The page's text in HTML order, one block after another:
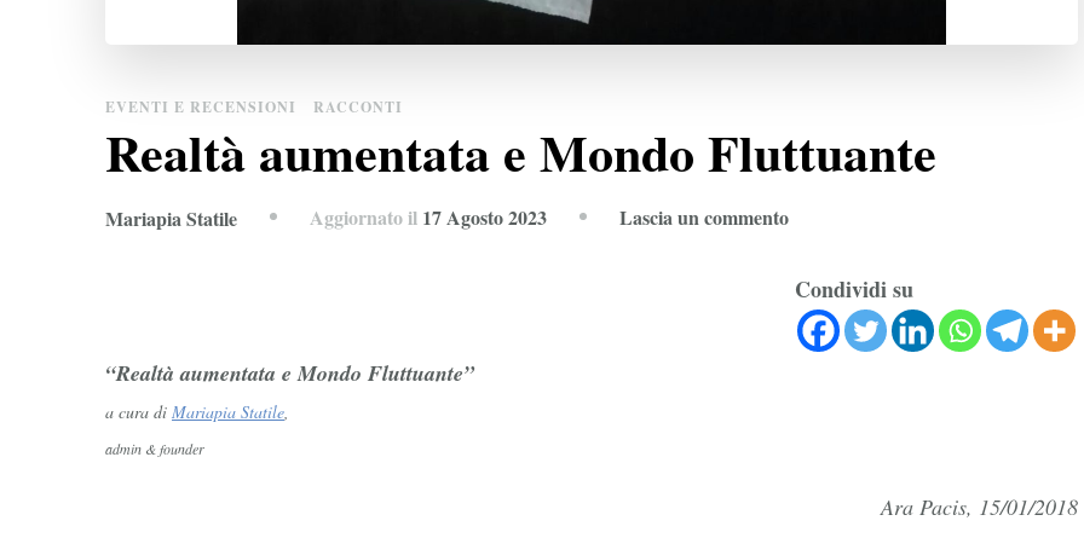
EVENTI E RECENSIONI RACCONTI
Realtà aumentata e Mondo Fluttuante
Mariapia Statile Aggiornato il 17 Agosto 2023 Lascia un commentosu
aumentata
Mondo
Condividi su
“Realtà aumentata e Mondo Fluttuante”
a cura di Mariapia Statile,
admin & founder
Ara Pacis, 15/01/2018